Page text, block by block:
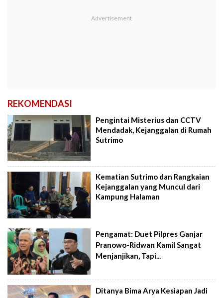
REKOMENDASI
Pengintai Misterius dan CCTV
Mendadak, Kejanggalan di Rumah
Sutrimo
Kematian Sutrimo dan Rangkaian
Kejanggalan yang Muncul dari
Kampung Halaman
Pengamat: Duet Pilpres Ganjar
Pranowo-Ridwan Kamil Sangat
Menjanjikan, Tapi...
Ditanya Bima Arya Kesiapan Jadi